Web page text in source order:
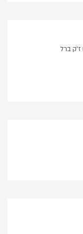
ז'ק ברל